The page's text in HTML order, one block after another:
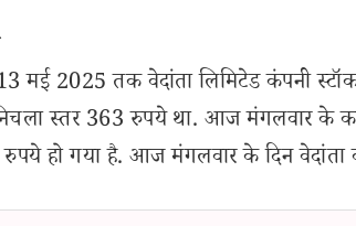
मई 2025 तक वेदांता लिमिटेड कंपनी
स्तर 363 रुपये था. आज मंगलवार के
हो गया है. आज मंगलवार के दिन